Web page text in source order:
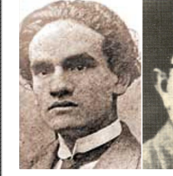
l
a
(
r
g
.
)
,
S
o
n
i
a
M
o
o
k
p
o
s
t
i
l
l
a
s
a
l
C
s
a
r